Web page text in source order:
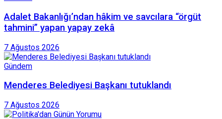
Adalet Bakanlığı’ndan hâkim ve savcılara “örgüt
tahmini” yapan yapay zekâ
7 Ağustos 2026
Gündem
Menderes Belediyesi Başkanı tutuklandı
7 Ağustos 2026